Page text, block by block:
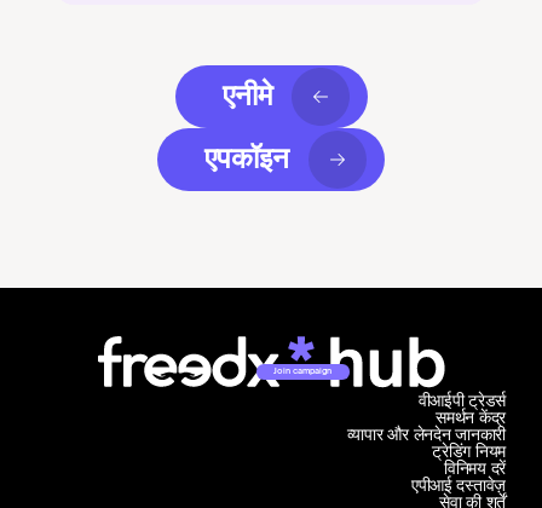
एनीमे
एपकॉइन
Join campaign
समर्थन केंद्र
व्यापार और लेनदेन जानकारी
वीआईपी ट्रेडर्स
ट्रेडिंग नियम
विनिमय दरें
एपीआई दस्तावेज़
सेवा की शर्तें